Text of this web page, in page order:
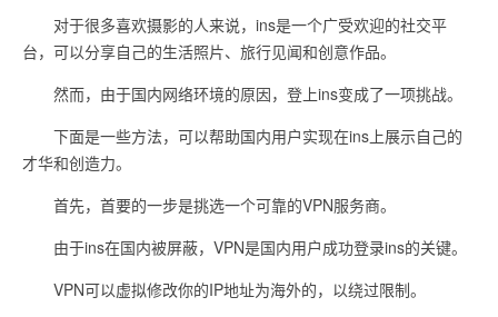
对于很多喜欢摄影的人来说，ins是一个广受欢迎的社交平
台，可以分享自己的生活照片、旅行见闻和创意作品。
然而，由于国内网络环境的原因，登上ins变成了一项挑战。
下面是一些方法，可以帮助国内用户实现在ins上展示自己的
才华和创造力。
首先，首要的一步是挑选一个可靠的VPN服务商。
由于ins在国内被屏蔽，VPN是国内用户成功登录ins的关键。
VPN可以虚拟修改你的IP地址为海外的，以绕过限制。